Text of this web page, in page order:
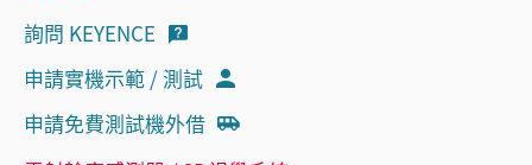
詢問 KEYENCE
申請實機示範 / 測試
申請免費測試機外借